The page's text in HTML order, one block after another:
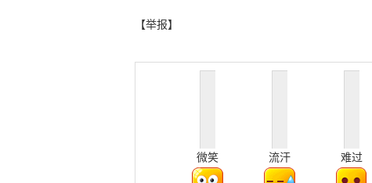
【举报】
微笑 流汗 难过